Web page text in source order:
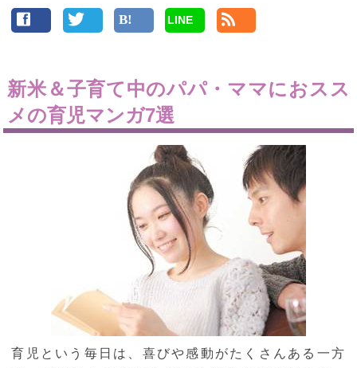
LINE
新米＆子育て中のパパ・ママにおスス
メの育児マンガ7選
育児という毎日は、喜びや感動がたくさんある一方